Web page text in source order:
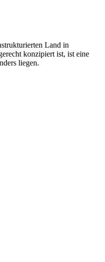
Land in
konzipiert ist, ist eine
liegen.